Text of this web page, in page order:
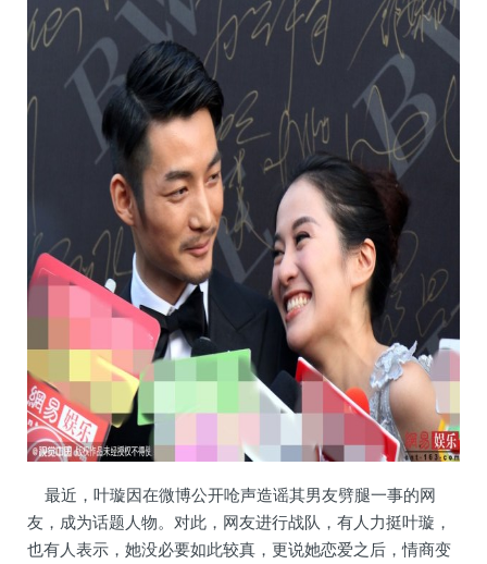
最近，叶璇因在微博公开呛声造谣其男友劈腿一事的网
友，成为话题人物。对此，网友进行战队，有人力挺叶璇，
也有人表示，她没必要如此较真，更说她恋爱之后，情商变